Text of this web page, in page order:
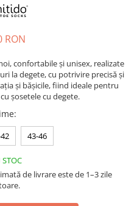
RON
confortabile și unisex, realizate
la degete, cu potrivire precisă și
și bășicile, fiind ideale pentru
șosetele cu degete.
:
43-46
STOC
de livrare este de 1–3 zile